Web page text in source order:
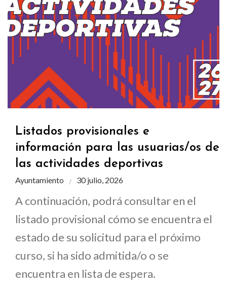
Listados provisionales e
información para las usuarias/os de
las actividades deportivas
Ayuntamiento 30 julio, 2026
A continuación, podrá consultar en el
listado provisional cómo se encuentra el
estado de su solicitud para el próximo
curso, si ha sido admitida/o o se
encuentra en lista de espera.